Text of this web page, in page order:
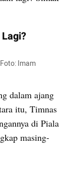
Imam
itu, Timnas
di Piala
masing-